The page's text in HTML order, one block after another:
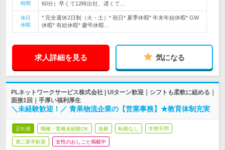
時間
60分）早くて12時出社、遅くて…
休日
休暇
* 完全週休2日制（火・土）* 祝日* 夏季休暇* 年末年始休暇* GW
休暇* 有給休暇* 慶弔休暇…
求人詳細を見る 気になる
PLネットワークサービス株式会社 | UIターン歓迎｜シフトも柔軟に組める｜
面接1回｜手厚い福利厚生
＼未経験歓迎！／ 青果物流企業の【営業事務】★教育体制充実
正社員 職種・業種未経験OK 急募 転勤なし 学歴不問
第二新卒歓迎 女性のおしごと掲載中